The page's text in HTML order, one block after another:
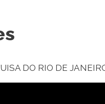
DO RIO DE